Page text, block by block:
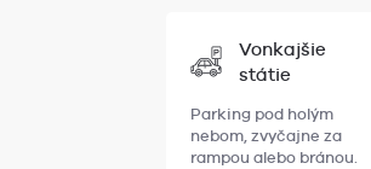
Vonkajšie
státie
Parking pod holým
nebom, zvyčajne za
rampou alebo bránou.